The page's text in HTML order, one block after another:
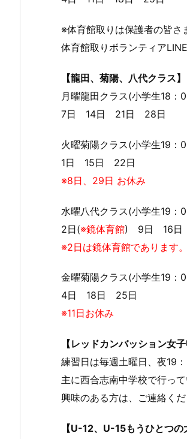
※体育館取りは保護者の皆さ
体育館取りボランティア
【龍田、菊陽、八代クラス】
月曜龍田クラス(小学生18
7日 14日 21日 28日
火曜菊陽クラス(小学生19
1日 15日 22日
※8日、29日 お休み
水曜八代クラス(小学生19
2日(※鏡体育館) 9日 16日
※2日は鏡体育館であります
金曜菊陽クラス(小学生19
4日 18日 25日
※11日お休み
【レッドカンバッション女
練習日は毎週土曜日、夜19
主に西合志南中学校で行って
興味のある方は、ご連絡く
【U-12、U-15もうひとつの